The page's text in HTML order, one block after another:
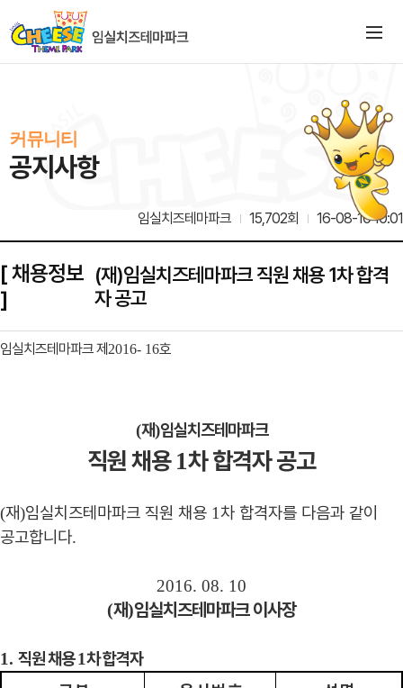
커뮤니티
공지사항
임실치즈테마파크 15,702회 16-08-10 10:01
[ 채용정보
]
(재)임실치즈테마파크 직원 채용 1차 합격
자 공고
임실치즈테마파크 제 2016- 16호
(재)임실치즈테마파크
직원 채용 1차 합격자 공고
(재)임실치즈테마파크 직원 채용 1 차 합격자를 다음과 같이
공고합니다.
2016. 08. 10
(재)임실치즈테마파크 이사장
1. 직원 채용1차 합격자